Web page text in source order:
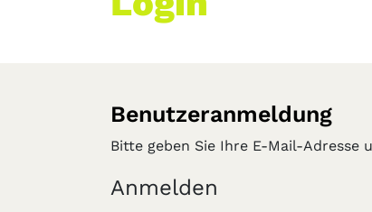
Benutzeranmeldung
Bitte geben Sie Ihre E-Mail-Adresse
Anmelden